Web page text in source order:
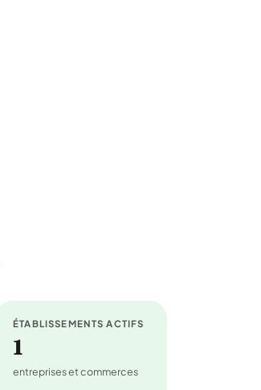
ÉTABLISSEMENTS ACTIFS
1
entreprises et commerces